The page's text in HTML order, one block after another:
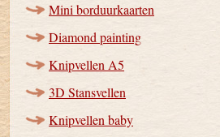
Mini borduurkaarten
Diamond painting
Knipvellen A5
3D Stansvellen
Knipvellen baby